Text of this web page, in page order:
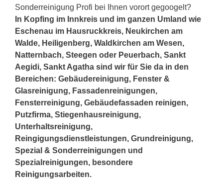
Sonderreinigung Profi bei Ihnen vorort gegoogelt?
In Kopfing im Innkreis und im ganzen Umland wie
Eschenau im Hausruckkreis, Neukirchen am
Walde, Heiligenberg, Waldkirchen am Wesen,
Natternbach, Steegen oder Peuerbach, Sankt
Aegidi, Sankt Agatha sind wir für Sie da in den
Bereichen: Gebäudereinigung, Fenster &
Glasreinigung, Fassadenreinigungen,
Fensterreinigung, Gebäudefassaden reinigen,
Putzfirma, Stiegenhausreinigung,
Unterhaltsreinigung,
Reingigungsdienstleistungen, Grundreinigung,
Spezial & Sonderreinigungen und
Spezialreinigungen, besondere
Reinigungsarbeiten.